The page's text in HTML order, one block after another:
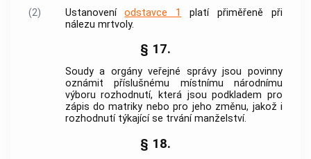
(2)
Ustanoveníodstavce 1
platí přiměřeně při
nálezu mrtvoly.
§ 17.
Soudy a orgány veřejné správy jsou povinny
oznámit příslušnému místnímu národnímu
výboru rozhodnutí, která jsou podkladem pro
zápis do matriky nebo pro jeho změnu, jakož i
rozhodnutí týkající se trvání manželství.
§ 18.